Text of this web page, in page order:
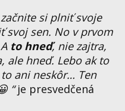
si plniť svoje
svoj sen. No v prvom
to hneď, nie zajtra,
ale hneď. Lebo ak to
ani neskôr… Ten
“je presvedčená